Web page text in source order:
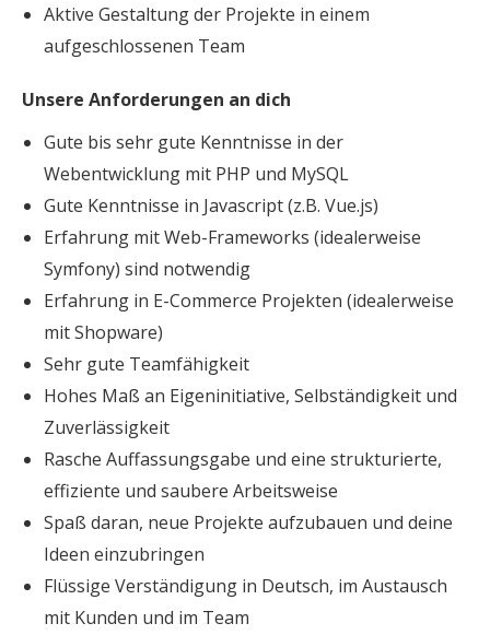
Aktive Gestaltung der Projekte in einem
aufgeschlossenen Team
Unsere Anforderungen an dich
Gute bis sehr gute Kenntnisse in der
Webentwicklung mit PHP und MySQL
Gute Kenntnisse in Javascript (z.B. Vue.js)
Erfahrung mit Web-Frameworks (idealerweise
Symfony) sind notwendig
Erfahrung in E-Commerce Projekten (idealerweise
mit Shopware)
Sehr gute Teamfähigkeit
Hohes Maß an Eigeninitiative, Selbständigkeit und
Zuverlässigkeit
Rasche Auffassungsgabe und eine strukturierte,
effiziente und saubere Arbeitsweise
Spaß daran, neue Projekte aufzubauen und deine
Ideen einzubringen
Flüssige Verständigung in Deutsch, im Austausch
mit Kunden und im Team